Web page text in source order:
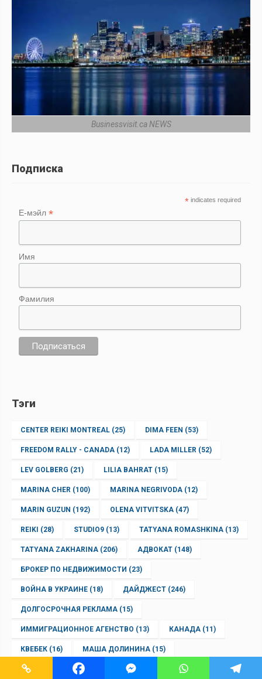
Businessvisit.ca NEWS
Подписка
* indicates required
Е-мэйл*
Имя
Фамилия
Тэги
CENTER REIKI MONTREAL (25) DIMA FEEN (53)
FREEDOM RALLY - CANADA (12) LADA MILLER (52)
LEV GOLBERG (21) LILIA BAHRAT (15)
MARINA CHER (100) MARINA NEGRIVODA (12)
MARIN GUZUN (192) OLENA VITVITSKA (47)
REIKI (28) STUDIO9 (13) TATYANA ROMASHKINA (13)
TATYANA ZAKHARINA (206) АДВОКАТ (148)
БРОКЕР ПО НЕДВИЖИМОСТИ (23)
ВОЙНА В УКРАИНЕ (18) ДАЙДЖЕСТ (246)
ДОЛГОСРОЧНАЯ РЕКЛАМА (15)
ИММИГРАЦИОННОЕ АГЕНСТВО (13) КАНАДА (11)
КВЕБЕК (16) МАША ДОЛИНИНА (15)
НАВІНЫПАБЕЛАРУСКУ